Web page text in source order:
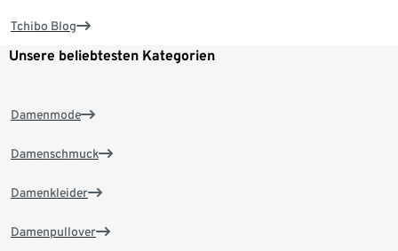
Tchibo Blog
Unsere beliebtesten Kategorien
Damenmode
Damenschmuck
Damenkleider
Damenpullover